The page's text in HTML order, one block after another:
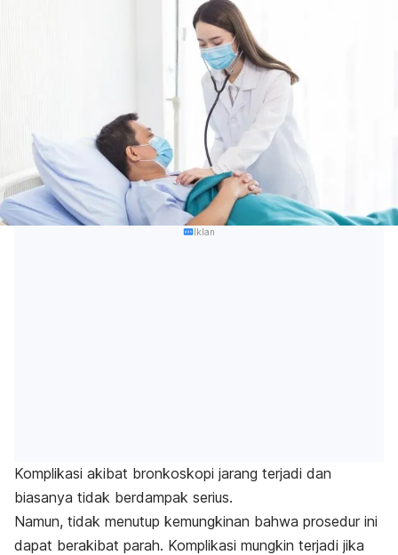
Iklan
Komplikasi akibat bronkoskopi jarang terjadi dan
biasanya tidak berdampak serius.
Namun, tidak menutup kemungkinan bahwa prosedur ini
dapat berakibat parah. Komplikasi mungkin terjadi jika